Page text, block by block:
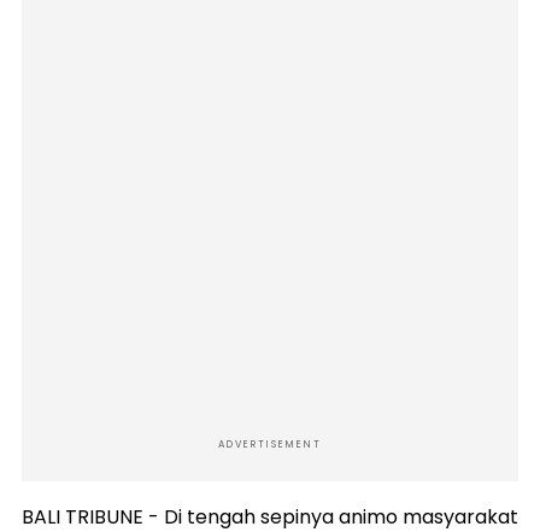
ADVERTISEMENT
BALI TRIBUNE - Di tengah sepinya animo masyarakat